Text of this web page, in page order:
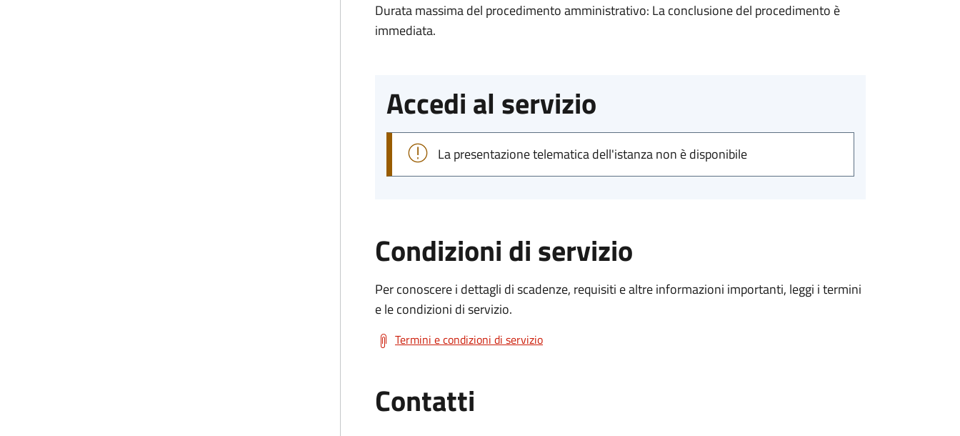
Durata massima del procedimento amministrativo: La conclusione del procedimento è
immediata.
Accedi al servizio
La presentazione telematica dell'istanza non è disponibile
Condizioni di servizio
Per conoscere i dettagli di scadenze, requisiti e altre informazioni importanti, leggi i termini
e le condizioni di servizio.
Termini e condizioni di servizio
Contatti